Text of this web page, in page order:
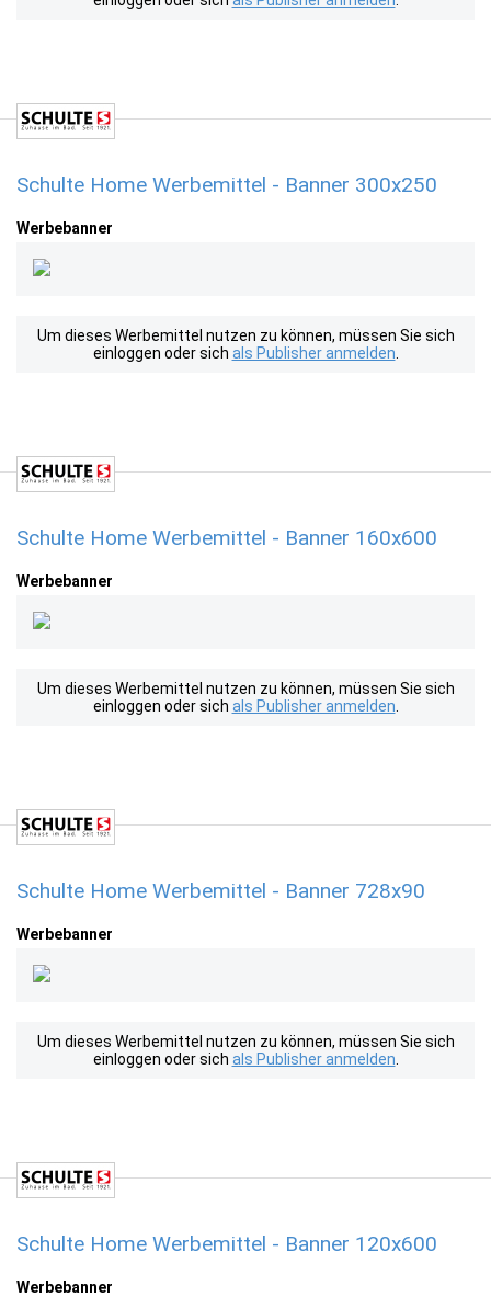
Schulte Home Werbemittel - Banner 300x250
Werbebanner
Um dieses Werbemittel nutzen zu können, müssen Sie sich
einloggen oder sich als Publisher anmelden
Schulte Home Werbemittel - Banner 160x600
Werbebanner
Um dieses Werbemittel nutzen zu können, müssen Sie sich
einloggen oder sich als Publisher anmelden
Schulte Home Werbemittel - Banner 728x90
Werbebanner
Um dieses Werbemittel nutzen zu können, müssen Sie sich
einloggen oder sich als Publisher anmelden
Schulte Home Werbemittel - Banner 120x600
Werbebanner